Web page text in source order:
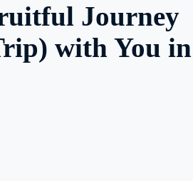
Journey
with You in